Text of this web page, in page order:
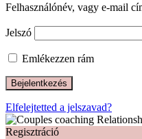
Felhasználónév, vagy e-mail
Jelszó
Emlékezzen rám
Elfelejtetted a jelszavad?
Regisztráció